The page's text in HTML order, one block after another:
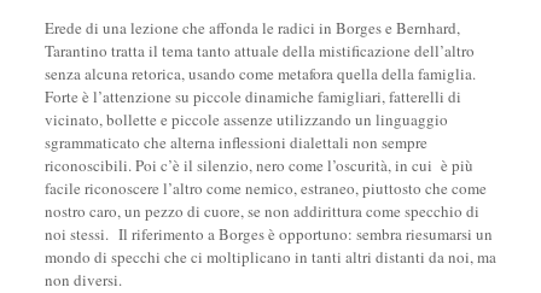
Erede di una lezione che affonda le radici in Borges e Bernhard,
Tarantino tratta il tema tanto attuale della mistificazione dell’altro
senza alcuna retorica, usando come metafora quella della famiglia.
Forte è l’attenzione su piccole dinamiche famigliari, fatterelli di
vicinato, bollette e piccole assenze utilizzando un linguaggio
sgrammaticato che alterna inflessioni dialettali non sempre
riconoscibili. Poi c’è il silenzio, nero come l’oscurità, in cui è più
facile riconoscere l’altro come nemico, estraneo, piuttosto che come
nostro caro, un pezzo di cuore, se non addirittura come specchio di
noi stessi. Il riferimento a Borges è opportuno: sembra riesumarsi un
mondo di specchi che ci moltiplicano in tanti altri distanti da noi, ma
non diversi.